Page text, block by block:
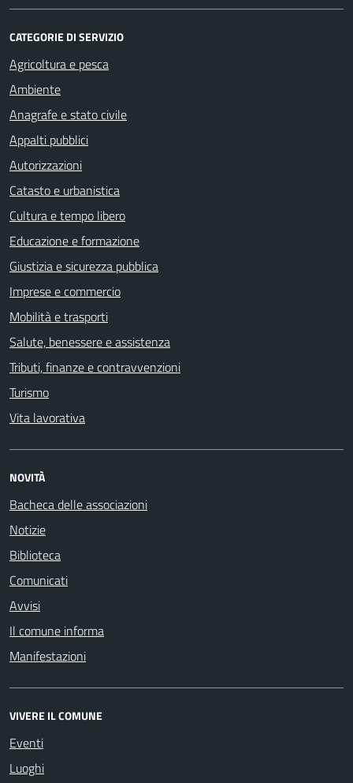
CATEGORIE DI SERVIZIO
Agricoltura e pesca
Ambiente
Anagrafe e stato civile
Appalti pubblici
Autorizzazioni
Catasto e urbanistica
Cultura e tempo libero
Educazione e formazione
Giustizia e sicurezza pubblica
Imprese e commercio
Mobilità e trasporti
Salute, benessere e assistenza
Tributi, finanze e contravvenzioni
Turismo
Vita lavorativa
NOVITÀ
Bacheca delle associazioni
Notizie
Biblioteca
Comunicati
Avvisi
Il comune informa
Manifestazioni
VIVERE IL COMUNE
Eventi
Luoghi